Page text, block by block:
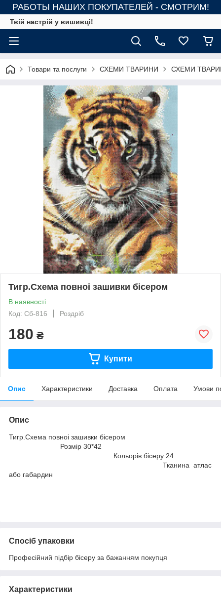
РАБОТЫ НАШИХ ПОКУПАТЕЛЕЙ - СМОТРИМ!
Твій настрій у вишивці!
Товари та послуги СХЕМИ ТВАРИНИ СХЕМИ
Тигр.Схема повноi зашивки бiсером
В наявності
Код: Сб-816
Роздріб
180 ₴
Купити
Опис Характеристики Доставка Оплата Умови
Опис
Тигр.Схема повноi зашивки бiсером
Розмiр 30*42
Кольорiв бiсеру 24
Тканина атлас
або габардин
Спосіб упаковки
Професiйний пiдбiр бiсеру за бажанням покупця
Характеристики